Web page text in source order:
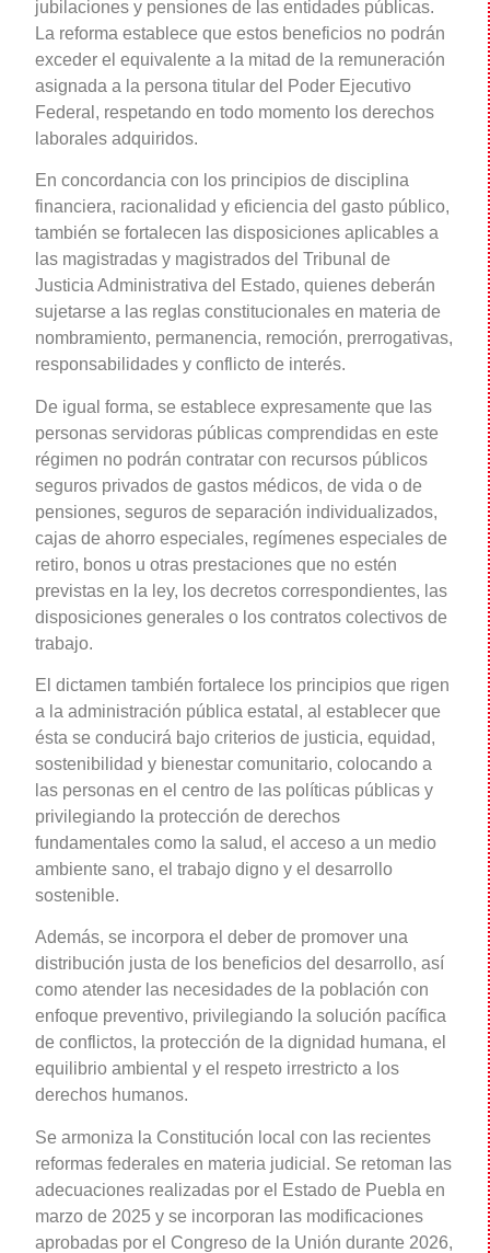
jubilaciones y pensiones de las entidades públicas.
La reforma establece que estos beneficios no podrán
exceder el equivalente a la mitad de la remuneración
asignada a la persona titular del Poder Ejecutivo
Federal, respetando en todo momento los derechos
laborales adquiridos.
En concordancia con los principios de disciplina
financiera, racionalidad y eficiencia del gasto público,
también se fortalecen las disposiciones aplicables a
las magistradas y magistrados del Tribunal de
Justicia Administrativa del Estado, quienes deberán
sujetarse a las reglas constitucionales en materia de
nombramiento, permanencia, remoción, prerrogativas,
responsabilidades y conflicto de interés.
De igual forma, se establece expresamente que las
personas servidoras públicas comprendidas en este
régimen no podrán contratar con recursos públicos
seguros privados de gastos médicos, de vida o de
pensiones, seguros de separación individualizados,
cajas de ahorro especiales, regímenes especiales de
retiro, bonos u otras prestaciones que no estén
previstas en la ley, los decretos correspondientes, las
disposiciones generales o los contratos colectivos de
trabajo.
El dictamen también fortalece los principios que rigen
a la administración pública estatal, al establecer que
ésta se conducirá bajo criterios de justicia, equidad,
sostenibilidad y bienestar comunitario, colocando a
las personas en el centro de las políticas públicas y
privilegiando la protección de derechos
fundamentales como la salud, el acceso a un medio
ambiente sano, el trabajo digno y el desarrollo
sostenible.
Además, se incorpora el deber de promover una
distribución justa de los beneficios del desarrollo, así
como atender las necesidades de la población con
enfoque preventivo, privilegiando la solución pacífica
de conflictos, la protección de la dignidad humana, el
equilibrio ambiental y el respeto irrestricto a los
derechos humanos.
Se armoniza la Constitución local con las recientes
reformas federales en materia judicial. Se retoman las
adecuaciones realizadas por el Estado de Puebla en
marzo de 2025 y se incorporan las modificaciones
aprobadas por el Congreso de la Unión durante 2026,